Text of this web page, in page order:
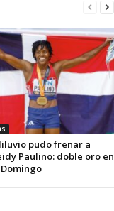
pudo frenar a
Paulino: doble oro en